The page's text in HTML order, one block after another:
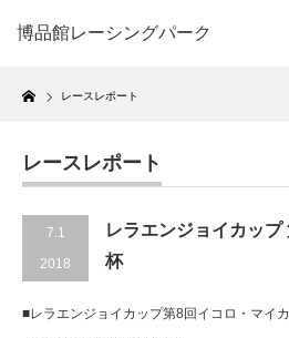
博品館レーシングパーク
Home
レースレポート
レースレポート
7.1
2018
レラエンジョイカッ
杯
■レラエンジョイカップ第8回イコロ・マイ